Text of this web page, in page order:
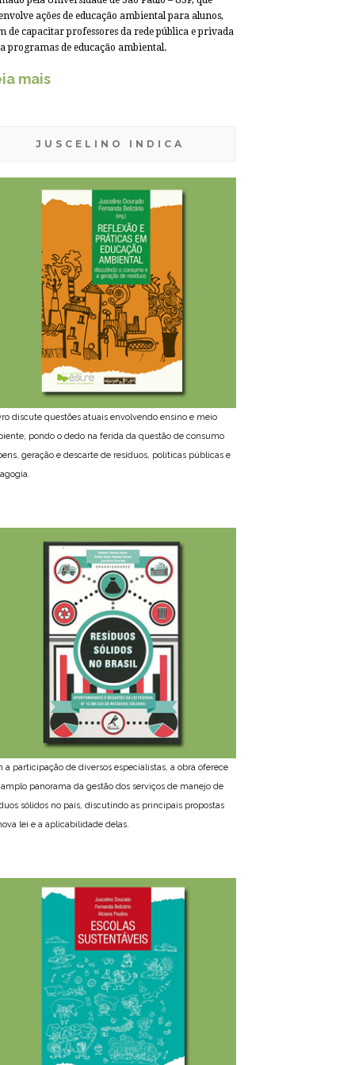
ações de educação ambiental para alunos,
de capacitar professores da rede pública e privada
programas de educação ambiental.
mais
JUSCELINO INDICA
discute questões atuais envolvendo ensino e meio
pondo o dedo na ferida da questão de consumo
geração e descarte de resíduos, políticas públicas e
a participação de diversos especialistas, a obra oferece
panorama da gestão dos serviços de manejo de
sólidos no país, discutindo as principais propostas
lei e a aplicabilidade delas.